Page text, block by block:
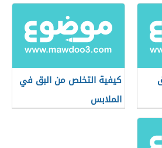
كيفية التخلص من البق في
الملابس